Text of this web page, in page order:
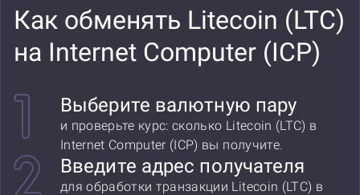
Как обменять Litecoin (LTC)
на Internet Computer (ICP)
Выберите валютную пару
и проверьте курс: сколько Litecoin (LTC) в
Internet Computer (ICP) вы получите.
Введите адрес получателя
для обработки транзакции Litecoin (LTC) в